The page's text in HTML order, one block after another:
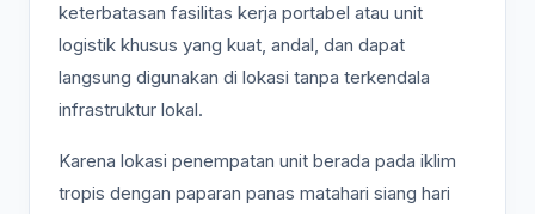
keterbatasan fasilitas kerja portabel atau unit
logistik khusus yang kuat, andal, dan dapat
langsung digunakan di lokasi tanpa terkendala
infrastruktur lokal.
Karena lokasi penempatan unit berada pada iklim
tropis dengan paparan panas matahari siang hari